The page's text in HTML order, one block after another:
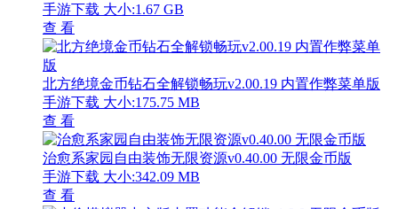
手游下载 大小:1.67 GB
查 看
北方绝境金币钻石全解锁畅玩v2.00.19 内置作弊菜单版
手游下载 大小:175.75 MB
查 看
治愈系家园自由装饰无限资源v0.40.00 无限金币版
手游下载 大小:342.09 MB
查 看